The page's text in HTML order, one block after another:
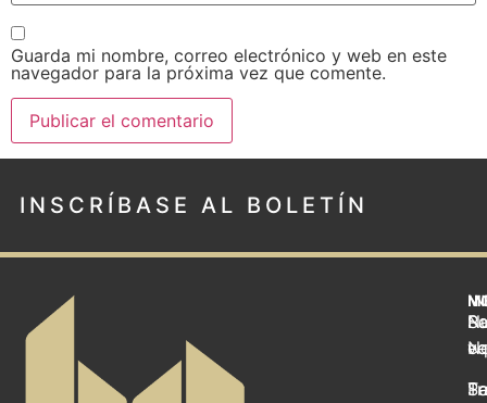
Guarda mi nombre, correo electrónico y web en este
navegador para la próxima vez que comente.
INSCRÍBASE AL BOLETÍN